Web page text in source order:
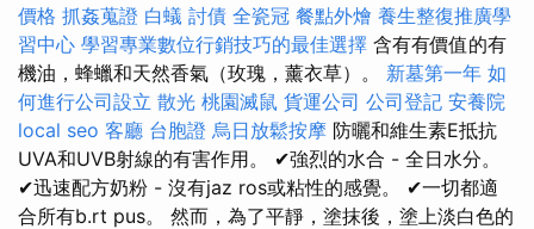
價格 抓姦蒐證 白蟻 討債 全瓷冠 餐點外燴 養生整復推廣學
習中心 學習專業數位行銷技巧的最佳選擇 含有有價值的有
機油，蜂蠟和天然香氣（玫瑰，薰衣草）。 新墓第一年 如
何進行公司設立 散光 桃園滅鼠 貨運公司 公司登記 安養院
local seo 客廳 台胞證 烏日放鬆按摩 防曬和維生素E抵抗
UVA和UVB射線的有害作用。 ✔強烈的水合 - 全日水分。
✔迅速配方奶粉 - 沒有jaz ros或粘性的感覺。 ✔一切都適
合所有b.rt pus。 然而，為了平靜，塗抹後，塗上淡白色的